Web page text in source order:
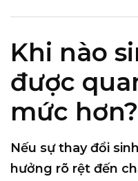
Khi nào
được
mức hơn?
Nếu sự thay đổi
hưởng rõ rệt đến